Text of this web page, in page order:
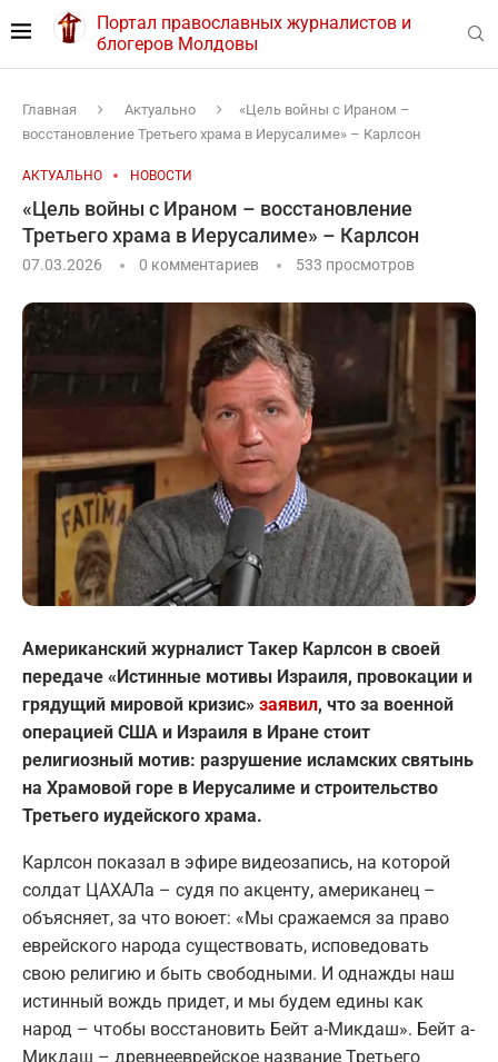
Портал православных журналистов и
блогеров Молдовы
Главная Актуально
«Цель войны с Ираном –
восстановление Третьего храма в Иерусалиме» – Карлсон
АКТУАЛЬНО НОВОСТИ
«Цель войны с Ираном – восстановление
Третьего храма в Иерусалиме» – Карлсон
07.03.2026 0 комментариев 533 просмотров
Американский журналист Такер Карлсон в своей
передаче «Истинные мотивы Израиля, провокации и
грядущий мировой кризис» заявил, что за военной
операцией США и Израиля в Иране стоит
религиозный мотив: разрушение исламских святынь
на Храмовой горе в Иерусалиме и строительство
Третьего иудейского храма.
Карлсон показал в эфире видеозапись, на которой
солдат ЦАХАЛа – судя по акценту, американец –
объясняет, за что воюет: «Мы сражаемся за право
еврейского народа существовать, исповедовать
свою религию и быть свободными. И однажды наш
истинный вождь придет, и мы будем едины как
народ – чтобы восстановить Бейт а-Микдаш». Бейт а-
Микдаш – древнееврейское название Третьего